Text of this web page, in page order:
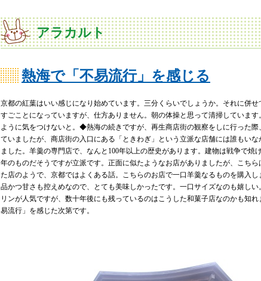
アラカルト
熱海で「不易流行」を感じる
京都の紅葉はいい感じになり始めています。三分くらいでしょうか。それに併
すごことになっていますが、仕方ありません。朝の体操と思って清掃していま
ように気をつけないと。◆熱海の続きですが、再生商店街の観察をしに行った際
ていましたが、商店街の入口にある「ときわぎ」という立派な店舗には誰もい
ました。羊羹の専門店で、なんと100年以上の歴史があります。建物は戦争で焼
年のものだそうですが立派です。正面に似たようなお店がありましたが、こち
た店のようで、京都ではよくある話。こちらのお店で一口羊羹なるものを購入し
品かつ甘さも控えめなので、とても美味しかったです。一口サイズなのも嬉し
リンが人気ですが、数十年後にも残っているのはこうした和菓子店なのかも知
易流行」を感じた次第です。